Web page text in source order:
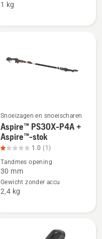
1 kg
Snoeizagen en snoeischaren
Aspire™ PS30X-P4A +
Aspire™-stok
1.0 (1)
Tandmes opening
30 mm
Gewicht zonder accu
2,4 kg